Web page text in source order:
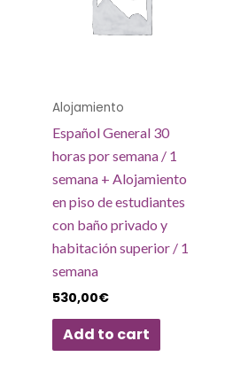
Alojamiento
Español General 30
horas por semana / 1
semana + Alojamiento
en piso de estudiantes
con baño privado y
habitación superior / 1
semana
530,00€
Add to cart